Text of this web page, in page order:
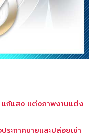
แก้แสง แต่งภาพงานแต่ง
ะกาศขายและปล่อยเช่า